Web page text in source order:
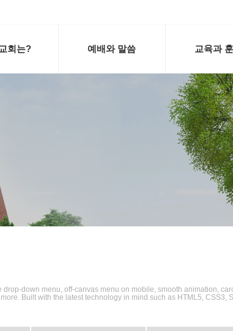
회는? 예배와 말씀 교육과
drop-down menu, off-canvas menu on mobile, smooth animation,
Built with the latest technology in mind such as HTML5, CSS3,